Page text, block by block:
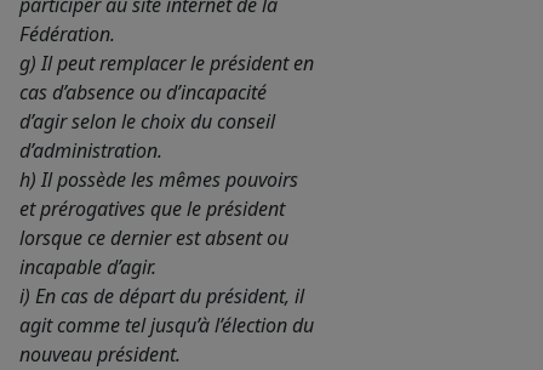
Fédération.
g) Il peut remplacer le président en
cas d’absence ou d’incapacité
d’agir selon le choix du conseil
d’administration.
h) Il possède les mêmes pouvoirs
et prérogatives que le président
lorsque ce dernier est absent ou
incapable d’agir.
i) En cas de départ du président, il
agit comme tel jusqu’à l’élection du
nouveau président.